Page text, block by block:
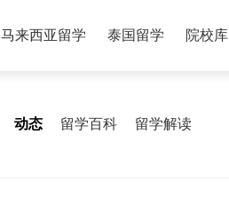
马来西亚留学 泰国留学 院校库
动态 留学百科 留学解读